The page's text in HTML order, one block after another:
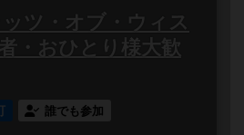
ツ・オブ・ウィス
・おひとり様大歓
誰でも参加